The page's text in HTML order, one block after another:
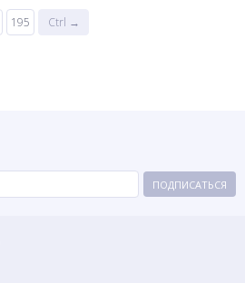
195 Ctrl →
ПОДПИСАТЬСЯ